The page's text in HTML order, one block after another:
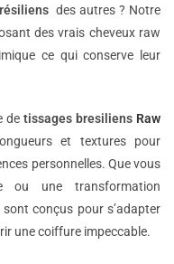
des autres ? Notre
des vrais cheveux raw
ce qui conserve leur
detissages bresiliens Raw
et textures pour
personnelles. Que vous
ou une transformation
conçus pour s’adapter
une coiffure impeccable.